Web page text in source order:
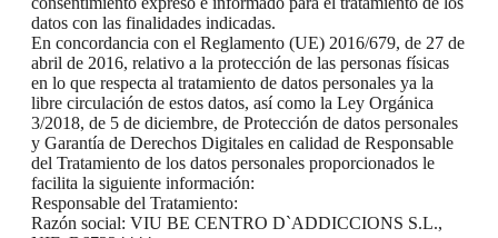
datos con las finalidades indicadas.
En concordancia con el Reglamento (UE) 2016/679, de 27 de
abril de 2016, relativo a la protección de las personas físicas
en lo que respecta al tratamiento de datos personales ya la
libre circulación de estos datos, así como la Ley Orgánica
3/2018, de 5 de diciembre, de Protección de datos personales
y Garantía de Derechos Digitales en calidad de Responsable
del Tratamiento de los datos personales proporcionados le
facilita la siguiente información:
Responsable del Tratamiento:
Razón social: VIU BE CENTRO D`ADDICCIONS S.L.,